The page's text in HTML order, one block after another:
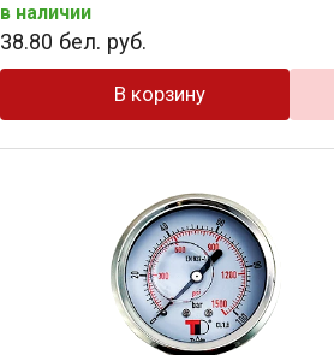
в наличии
38.80 бел. руб.
В корзину